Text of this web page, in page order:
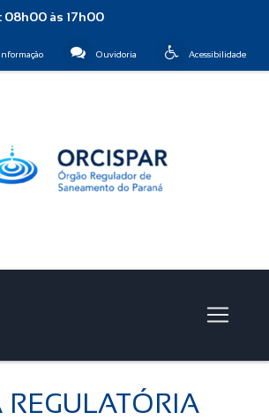
08h00 às 17h00
Acessibilidade
Ouvidoria